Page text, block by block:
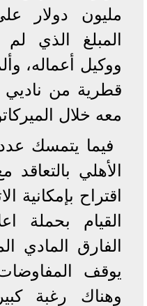
مليون دولار
المبلغ الذي
ووكيل أعماله،
قطرية من ناديي
معه خلال
فيما يتمسك
الأهلي
اقتراح بإمكانية
القيام بحملة
الفارق المادي
يوقف
وهناك رغبة